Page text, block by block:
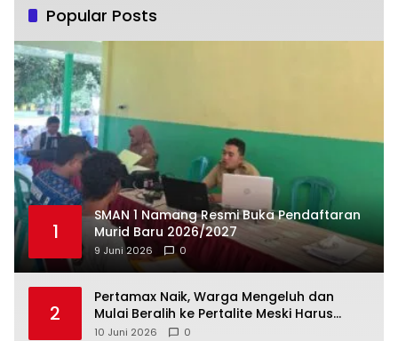
Popular Posts
1
SMAN 1 Namang Resmi Buka Pendaftaran
Murid Baru 2026/2027
9 Juni 2026 0
2
‎Pertamax Naik, Warga Mengeluh dan
Mulai Beralih ke Pertalite Meski Harus
10 Juni 2026 0